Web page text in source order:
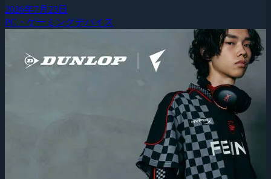
2026年7月23日
PC・ゲーミングデバイス